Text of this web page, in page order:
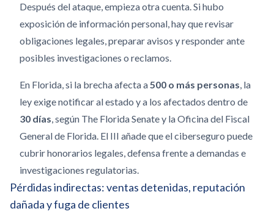
Después del ataque, empieza otra cuenta. Si hubo
exposición de información personal, hay que revisar
obligaciones legales, preparar avisos y responder ante
posibles investigaciones o reclamos.
En Florida, si la brecha afecta a500 o más personas, la
ley exige notificar al estado y a los afectados dentro de
30 días, según The Florida Senate y la Oficina del Fiscal
General de Florida. El III añade que el ciberseguro puede
cubrir honorarios legales, defensa frente a demandas e
investigaciones regulatorias.
Pérdidas indirectas: ventas detenidas, reputación
dañada y fuga de clientes